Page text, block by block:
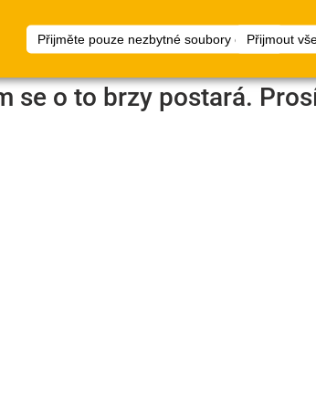
Přijměte pouze nezbytné soubory cookiePřijmout
Dokumenty
Plánovač
podlah
se o to brzy postará.